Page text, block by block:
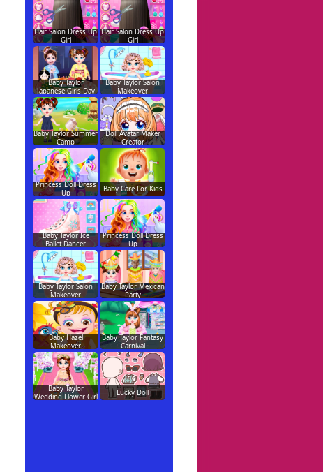
Hair Salon Dress Up
Girl
Hair Salon Dress Up
Girl
Baby Taylor
Japanese Girls Day
Baby Taylor Salon
Makeover
Baby Taylor Summer
Camp
Doll Avatar Maker
Creator
Princess Doll Dress
Up
Baby Care For Kids
Baby Taylor Ice
Ballet Dancer
Princess Doll Dress
Up
Baby Taylor Salon
Makeover
Baby Taylor Mexican
Party
Baby Hazel
Makeover
Baby Taylor Fantasy
Carnival
Baby Taylor
Wedding Flower Girl
Lucky Doll